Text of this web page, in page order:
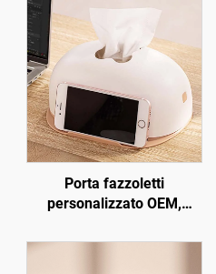
Porta fazzoletti
personalizzato OEM,
da tavolo con supporto per